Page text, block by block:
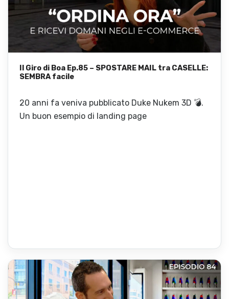
Il Giro di Boa Ep.85 – SPOSTARE MAIL tra CASELLE:
SEMBRA facile
20 anni fa veniva pubblicato Duke Nukem 3D 💣.
Un buon esempio di landing page